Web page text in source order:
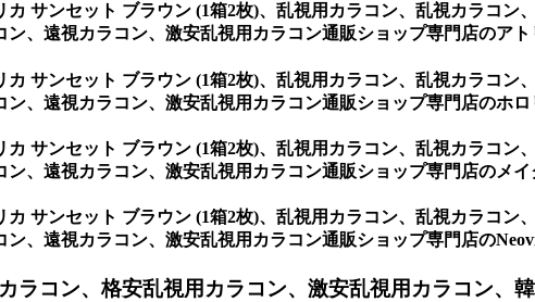
カ サンセット ブラウン (1箱2枚)、乱視用カラコン、乱視カラコ
ン、遠視カラコン、激安乱視用カラコン通販ショップ専門店のア
カ サンセット ブラウン (1箱2枚)、乱視用カラコン、乱視カラコ
ン、遠視カラコン、激安乱視用カラコン通販ショップ専門店のホ
カ サンセット ブラウン (1箱2枚)、乱視用カラコン、乱視カラコ
ン、遠視カラコン、激安乱視用カラコン通販ショップ専門店のメ
カ サンセット ブラウン (1箱2枚)、乱視用カラコン、乱視カラコ
ン、遠視カラコン、激安乱視用カラコン通販ショップ専門店の
ラコン、格安乱視用カラコン、激安乱視用カラコン、